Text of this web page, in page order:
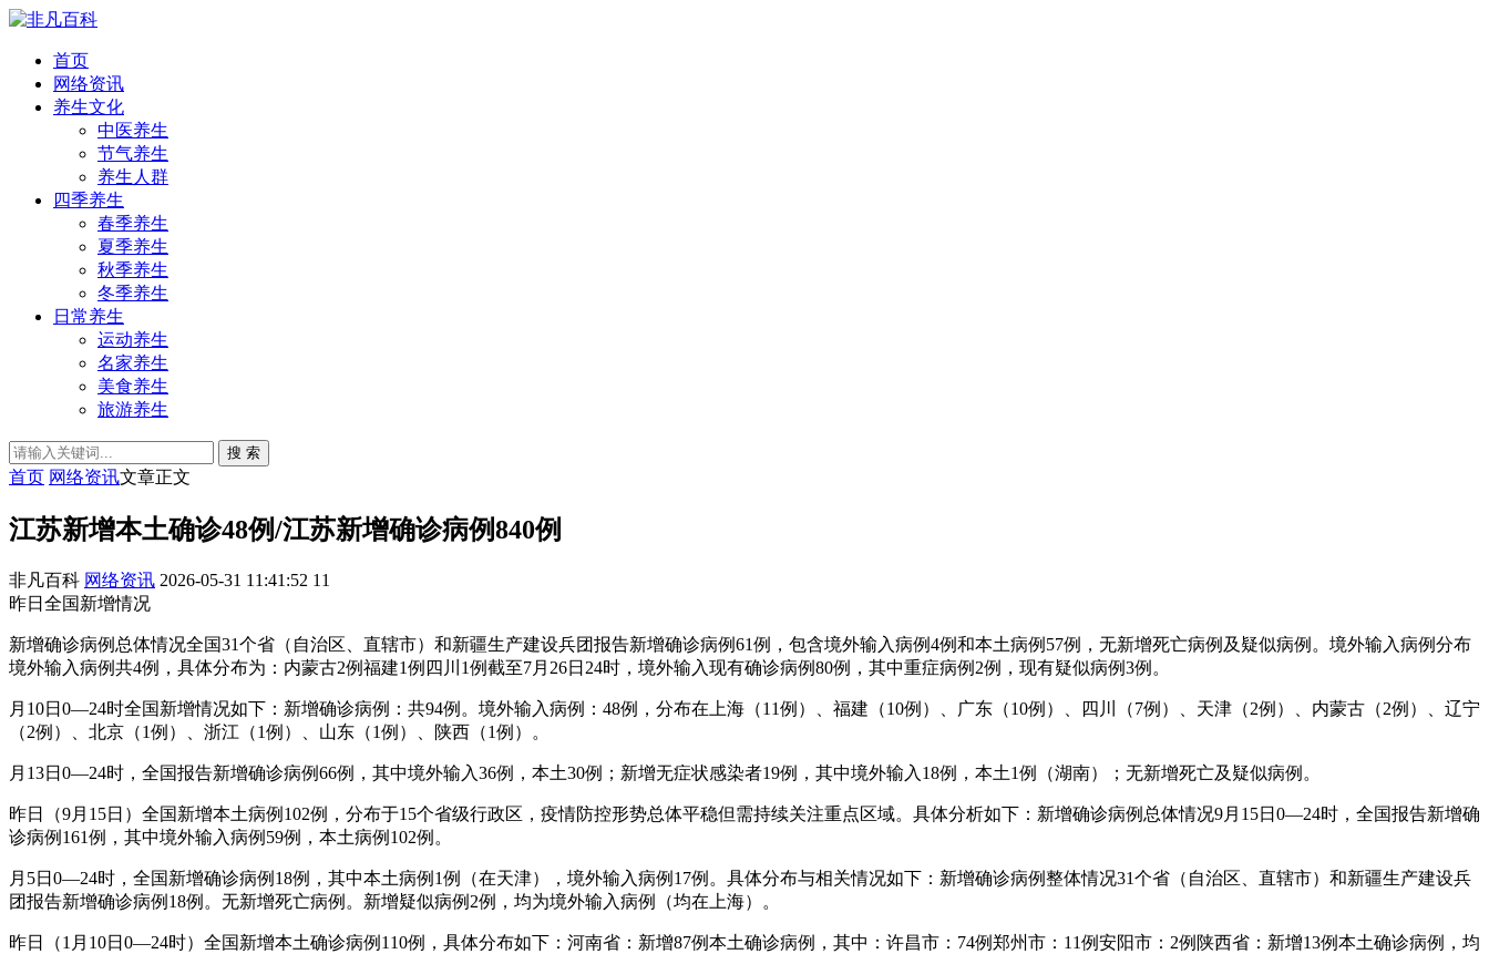
首页
网络资讯
养生文化
中医养生
节气养生
养生人群
四季养生
春季养生
夏季养生
秋季养生
冬季养生
日常养生
运动养生
名家养生
美食养生
旅游养生
搜 索
首页 网络资讯文章正文
江苏新增本土确诊48例/江苏新增确诊病例840例
非凡百科 网络资讯 2026-05-31 11:41:52 11
昨日全国新增情况
新增确诊病例总体情况全国31个省（自治区、直辖市）和新疆生产建设兵团报告新增确诊病例61例，包含境外输入病例4例和本土病例57例，无新增死亡病例及疑似病例。境外输入病例分布
境外输入病例共4例，具体分布为：内蒙古2例福建1例四川1例截至7月26日24时，境外输入现有确诊病例80例，其中重症病例2例，现有疑似病例3例。
月10日0—24时全国新增情况如下：新增确诊病例：共94例。境外输入病例：48例，分布在上海（11例）、福建（10例）、广东（10例）、四川（7例）、天津（2例）、内蒙古（2例）、辽宁
（2例）、北京（1例）、浙江（1例）、山东（1例）、陕西（1例）。
月13日0—24时，全国报告新增确诊病例66例，其中境外输入36例，本土30例；新增无症状感染者19例，其中境外输入18例，本土1例（湖南）；无新增死亡及疑似病例。
昨日（9月15日）全国新增本土病例102例，分布于15个省级行政区，疫情防控形势总体平稳但需持续关注重点区域。具体分析如下：新增确诊病例总体情况9月15日0—24时，全国报告新增确
诊病例161例，其中境外输入病例59例，本土病例102例。
月5日0—24时，全国新增确诊病例18例，其中本土病例1例（在天津），境外输入病例17例。具体分布与相关情况如下：新增确诊病例整体情况31个省（自治区、直辖市）和新疆生产建设兵
团报告新增确诊病例18例。无新增死亡病例。新增疑似病例2例，均为境外输入病例（均在上海）。
昨日（1月10日0—24时）全国新增本土确诊病例110例，具体分布如下：河南省：新增87例本土确诊病例，其中：许昌市：74例郑州市：11例安阳市：2例陕西省：新增13例本土确诊病例，均